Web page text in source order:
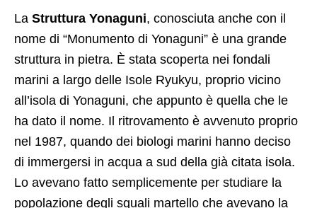
La Struttura Yonaguni, conosciuta anche con il
nome di “Monumento di Yonaguni” è una grande
struttura in pietra. È stata scoperta nei fondali
marini a largo delle Isole Ryukyu, proprio vicino
all’isola di Yonaguni, che appunto è quella che le
ha dato il nome. Il ritrovamento è avvenuto proprio
nel 1987, quando dei biologi marini hanno deciso
di immergersi in acqua a sud della già citata isola.
Lo avevano fatto semplicemente per studiare la
popolazione degli squali martello che avevano la